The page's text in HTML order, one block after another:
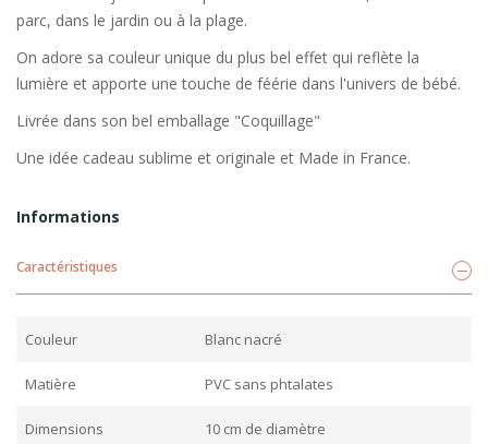
parc, dans le jardin ou à la plage.
On adore sa couleur unique du plus bel effet qui reflète la
lumière et apporte une touche de féérie dans l'univers de bébé.
Livrée dans son bel emballage "Coquillage"
Une idée cadeau sublime et originale et Made in France.
Informations
Caractéristiques
Couleur Blanc nacré
Matière PVC sans phtalates
Dimensions 10 cm de diamètre